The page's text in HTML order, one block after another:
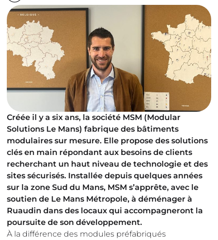
Créée il y a six ans, la société MSM (Modular
Solutions Le Mans) fabrique des bâtiments
modulaires sur mesure. Elle propose des solutions
clés en main répondant aux besoins de clients
recherchant un haut niveau de technologie et des
sites sécurisés. Installée depuis quelques années
sur la zone Sud du Mans, MSM s’apprête, avec le
soutien de Le Mans Métropole, à déménager à
Ruaudin dans des locaux qui accompagneront la
poursuite de son développement.
À la différence des modules préfabriqués